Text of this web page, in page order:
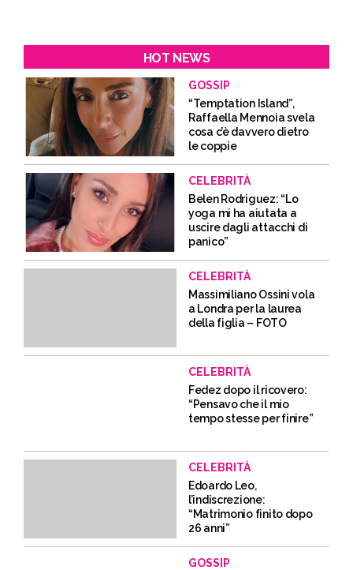
HOT NEWS
GOSSIP
“Temptation Island”,
Raffaella Mennoia svela
cosa c’è davvero dietro
le coppie
CELEBRITÀ
Belen Rodriguez: “Lo
yoga mi ha aiutata a
uscire dagli attacchi di
panico”
CELEBRITÀ
Massimiliano Ossini vola
a Londra per la laurea
della figlia – FOTO
CELEBRITÀ
Fedez dopo il ricovero:
“Pensavo che il mio
tempo stesse per finire”
CELEBRITÀ
Edoardo Leo,
l’indiscrezione:
“Matrimonio finito dopo
26 anni”
GOSSIP